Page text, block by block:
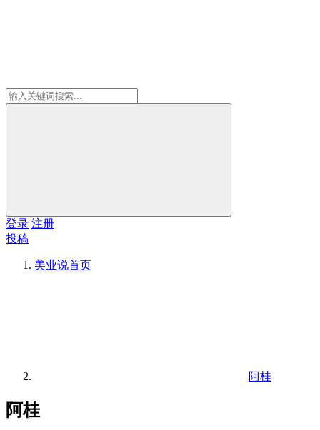
登录 注册
投稿
美业说首页
阿桂
阿桂